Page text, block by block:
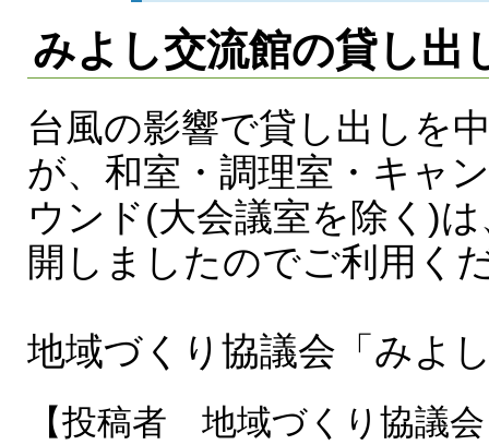
みよし交流館の貸し出
台風の影響で貸し出しを
が、和室・調理室・キャ
ウンド(大会議室を除く)
開しましたのでご利用く
地域づくり協議会「みよ
【投稿者 地域づくり協議